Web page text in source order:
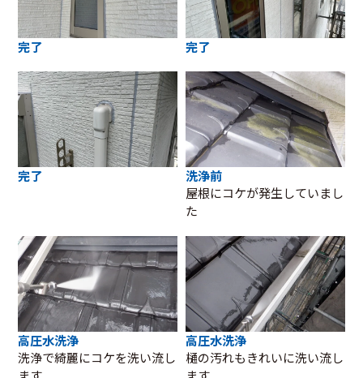
完了 完了
完了
洗浄前
屋根にコケが発生していまし
た
高圧水洗浄
洗浄で綺麗にコケを洗い流し
高圧水洗浄
樋の汚れもきれいに洗い流し